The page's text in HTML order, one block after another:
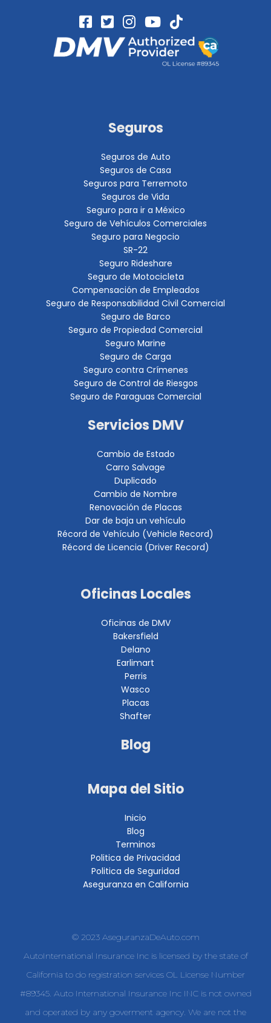
Seguros
Seguros de Auto
Seguros de Casa
Seguros para Terremoto
Seguros de Vida
Seguro para ir a México
Seguro de Vehículos Comerciales
Seguro para Negocio
SR-22
Seguro Rideshare
Seguro de Motocicleta
Compensación de Empleados
Seguro de Responsabilidad Civil Comercial
Seguro de Barco
Seguro de Propiedad Comercial
Seguro Marine
Seguro de Carga
Seguro contra Crímenes
Seguro de Control de Riesgos
Seguro de Paraguas Comercial
Servicios DMV
Cambio de Estado
Carro Salvage
Duplicado
Cambio de Nombre
Renovación de Placas
Dar de baja un vehículo
Récord de Vehículo (Vehicle Record)
Récord de Licencia (Driver Record)
Oficinas Locales
Oficinas de DMV
Bakersfield
Delano
Earlimart
Perris
Wasco
Placas
Shafter
Blog
Mapa del Sitio
Inicio
Blog
Terminos
Politica de Privacidad
Politica de Seguridad
Aseguranza en California
© 2023 AseguranzaDeAuto.com
AutoInternational Insurance Inc is licensed by the state of
California to do registration services OL License Number
#89345. Auto International Insurance Inc INC is not owned
and operated by any goverment agency. We are not the